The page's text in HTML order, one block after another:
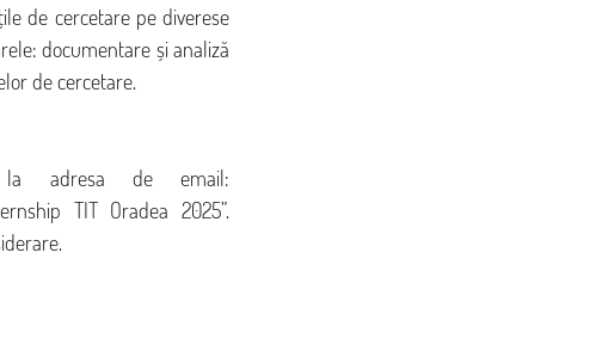
de cercetare pe diverese
documentare și analiză
de cercetare.
adresa de email:
TIT Oradea 2025”.